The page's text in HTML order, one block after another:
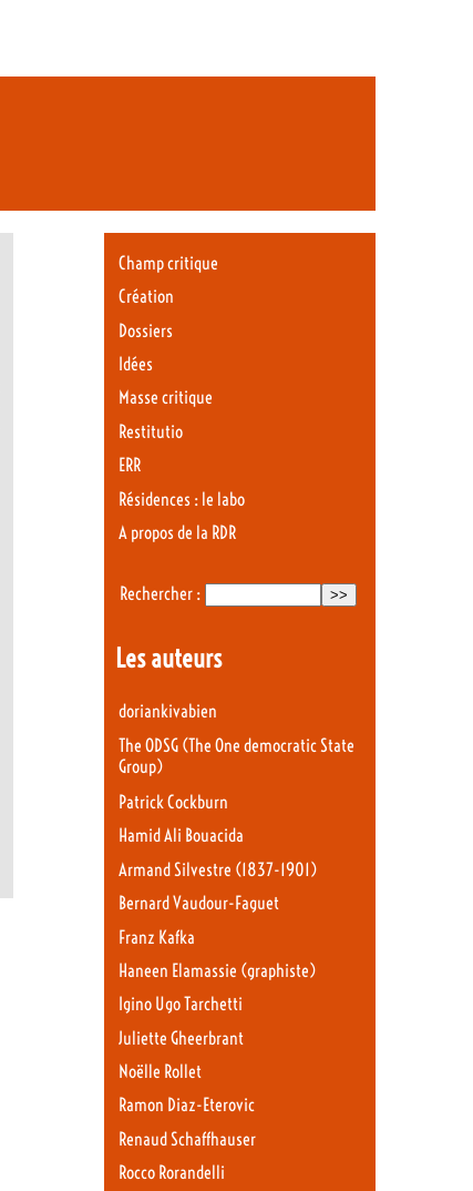
Champ critique
Création
Dossiers
Idées
Masse critique
Restitutio
ERR
Résidences : le labo
A propos de la RDR
Rechercher :
Les auteurs
doriankivabien
The ODSG (The One democratic State
Group)
Patrick Cockburn
Hamid Ali Bouacida
Armand Silvestre (1837-1901)
Bernard Vaudour-Faguet
Franz Kafka
Haneen Elamassie (graphiste)
Igino Ugo Tarchetti
Juliette Gheerbrant
Noëlle Rollet
Ramon Diaz-Eterovic
Renaud Schaffhauser
Rocco Rorandelli